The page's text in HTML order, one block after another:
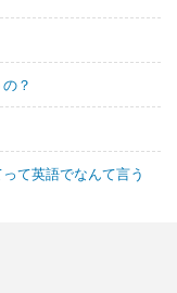
？
て英語でなんて言う